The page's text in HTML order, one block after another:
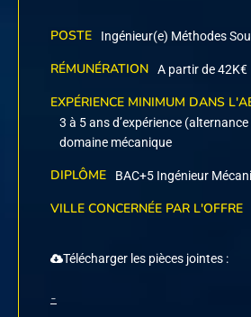
POSTE Ingénieur(e) Méthodes
RÉMUNÉRATION A partir de 42K€
EXPÉRIENCE MINIMUM DANS
3 à 5 ans d’expérience
domaine mécanique
DIPLÔME BAC+5 Ingénieur
VILLE CONCERNÉE PAR L'OFFRE
Télécharger les pièces jointes :
-